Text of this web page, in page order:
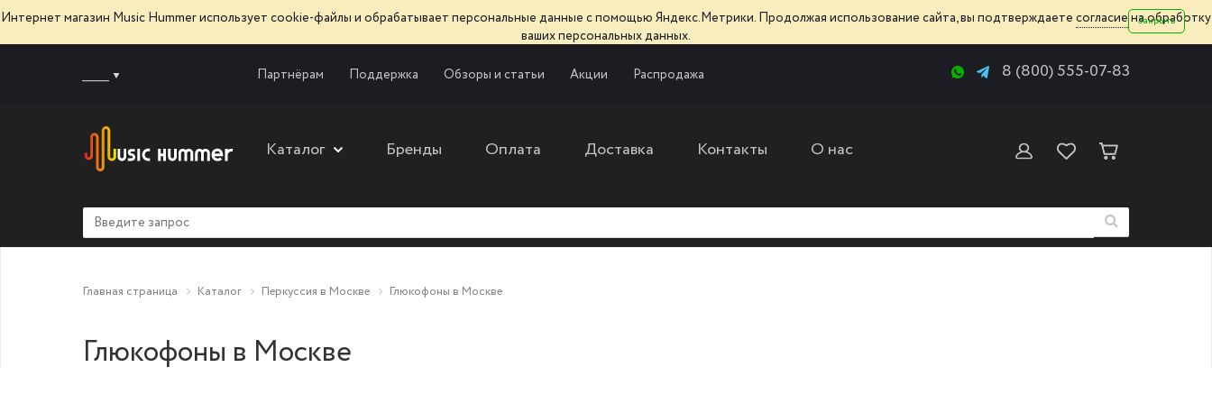
Интернет магазин Music Hummer использует сооkie-файлы и обрабатывает персональные данные с помощью Яндекс.Метрики. Продолжая использование сайта, вы подтверждаете согласиена обработку
ваших персональных данных.
Закрыть
Партнёрам Поддержка Обзоры и статьи Акции Распродажа 8 (800) 555-07-83
Каталог Бренды Оплата Доставка Контакты О нас
Главная страница Каталог Перкуссия в Москве Глюкофоны в Москве
Глюкофоны в Москве